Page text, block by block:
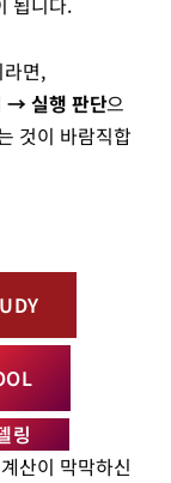
면,
→ 실행 판단으
것이 바람직합
링
산이 막막하신